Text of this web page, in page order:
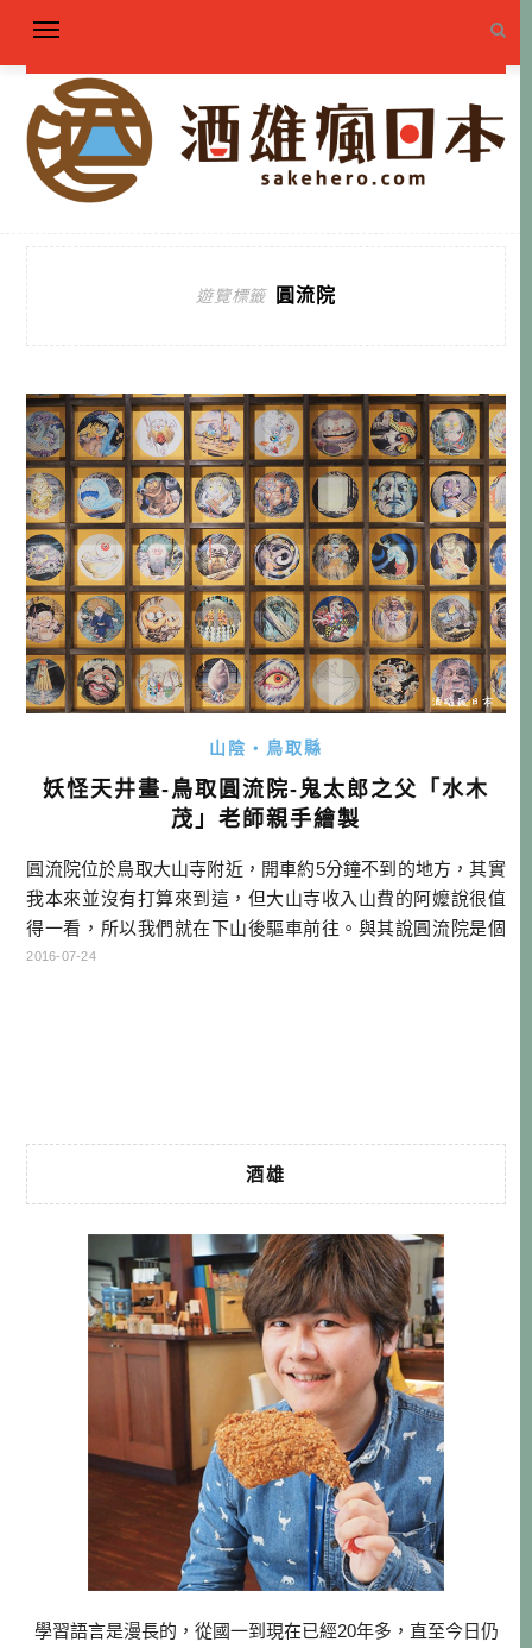
遊覽標籤 圓流院
山陰・鳥取縣
妖怪天井畫-鳥取圓流院-鬼太郎之父「水木
茂」老師親手繪製
圓流院位於鳥取大山寺附近，開車約5分鐘不到的地方，其實
我本來並沒有打算來到這，但大山寺收入山費的阿嬤說很值
得一看，所以我們就在下山後驅車前往。與其說圓流院是個
參拜的寺廟，不如說是一個美術館，因為所有來這的人，應
2016-07-24
酒雄
學習語言是漫長的，從國一到現在已經20年多，直至今日仍